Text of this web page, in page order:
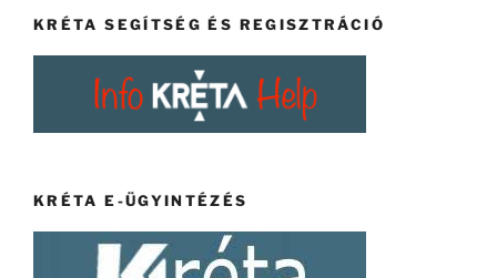
KRÉTA SEGÍTSÉG ÉS REGISZTRÁCIÓ
KRÉTA E-ÜGYINTÉZÉS